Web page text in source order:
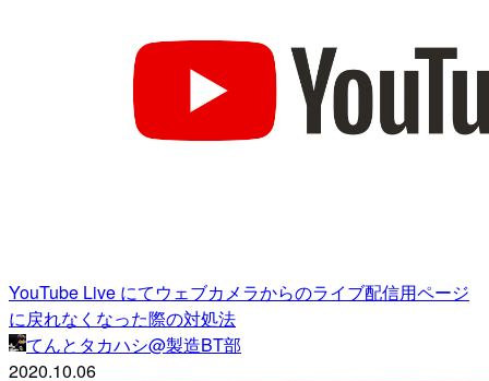
YouTube Live にてウェブカメラからのライブ配信用ページ
に戻れなくなった際の対処法
てんとタカハシ@製造BT部
2020.10.06